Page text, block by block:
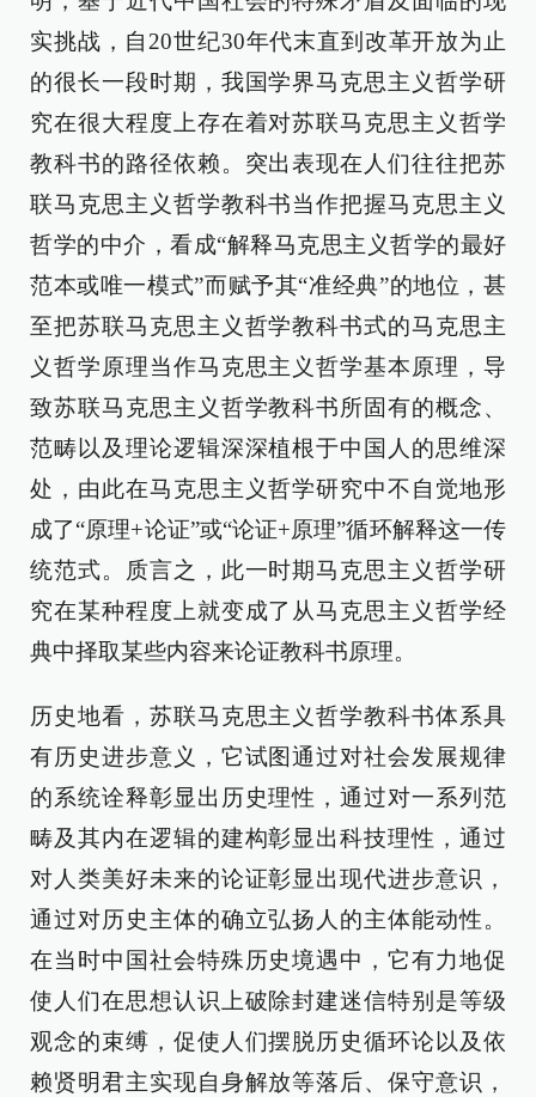
实挑战，自20世纪30年代末直到改革开放为止
的很长一段时期，我国学界马克思主义哲学研
究在很大程度上存在着对苏联马克思主义哲学
教科书的路径依赖。突出表现在人们往往把苏
联马克思主义哲学教科书当作把握马克思主义
哲学的中介，看成“解释马克思主义哲学的最好
范本或唯一模式”而赋予其“准经典”的地位，甚
至把苏联马克思主义哲学教科书式的马克思主
义哲学原理当作马克思主义哲学基本原理，导
致苏联马克思主义哲学教科书所固有的概念、
范畴以及理论逻辑深深植根于中国人的思维深
处，由此在马克思主义哲学研究中不自觉地形
成了“原理+论证”或“论证+原理”循环解释这一传
统范式。质言之，此一时期马克思主义哲学研
究在某种程度上就变成了从马克思主义哲学经
典中择取某些内容来论证教科书原理。
历史地看，苏联马克思主义哲学教科书体系具
有历史进步意义，它试图通过对社会发展规律
的系统诠释彰显出历史理性，通过对一系列范
畴及其内在逻辑的建构彰显出科技理性，通过
对人类美好未来的论证彰显出现代进步意识，
通过对历史主体的确立弘扬人的主体能动性。
在当时中国社会特殊历史境遇中，它有力地促
使人们在思想认识上破除封建迷信特别是等级
观念的束缚，促使人们摆脱历史循环论以及依
赖贤明君主实现自身解放等落后、保守意识，